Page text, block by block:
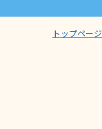
トップページ